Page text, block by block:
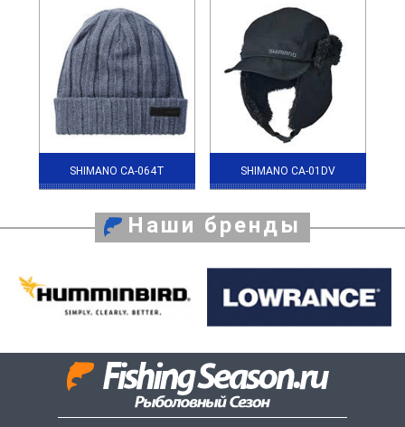
SHIMANO CA-064T SHIMANO CA-01DV
Наши бренды